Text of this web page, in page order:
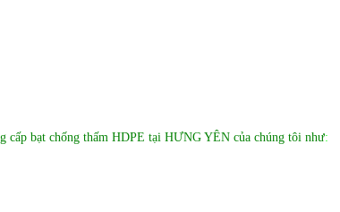
cấp bạt chống thấm HDPE tại HƯNG YÊN của chúng tôi như: